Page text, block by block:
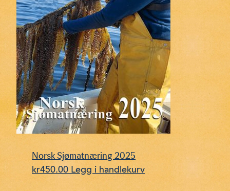
Norsk Sjømatnæring 2025
kr450.00 Legg i handlekurv